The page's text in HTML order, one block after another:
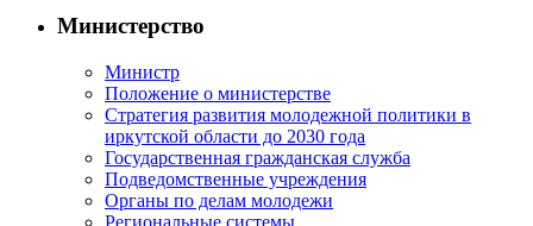
Министерство
Министр
Положение о министерстве
Стратегия развития молодежной политики в
иркутской области до 2030 года
Государственная гражданская служба
Подведомственные учреждения
Органы по делам молодежи